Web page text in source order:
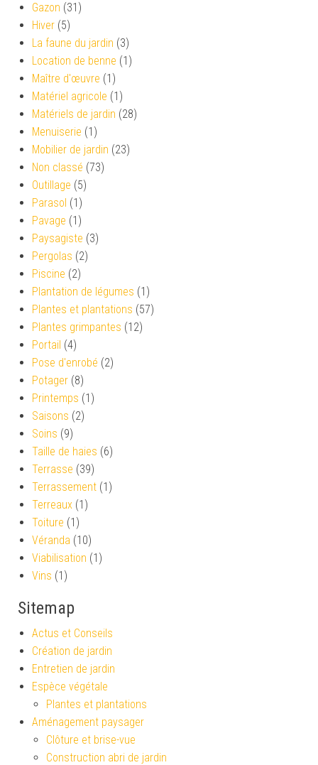
Gazon (31)
Hiver (5)
La faune du jardin (3)
Location de benne (1)
Maître d'œuvre (1)
Matériel agricole (1)
Matériels de jardin (28)
Menuiserie (1)
Mobilier de jardin (23)
Non classé (73)
Outillage (5)
Parasol (1)
Pavage (1)
Paysagiste (3)
Pergolas (2)
Piscine (2)
Plantation de légumes (1)
Plantes et plantations (57)
Plantes grimpantes (12)
Portail (4)
Pose d'enrobé (2)
Potager (8)
Printemps (1)
Saisons (2)
Soins (9)
Taille de haies (6)
Terrasse (39)
Terrassement (1)
Terreaux (1)
Toiture (1)
Véranda (10)
Viabilisation (1)
Vins (1)
Sitemap
Actus et Conseils
Création de jardin
Entretien de jardin
Espèce végétale
Plantes et plantations
Aménagement paysager
Clôture et brise-vue
Construction abri de jardin